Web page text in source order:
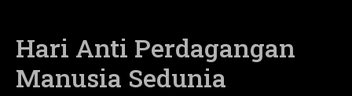
Hari Anti Perdagangan
Manusia Sedunia